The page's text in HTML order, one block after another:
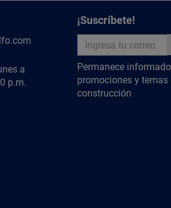
a
p.m.
¡Suscríbete!
Permanece
promociones y temas
construcción